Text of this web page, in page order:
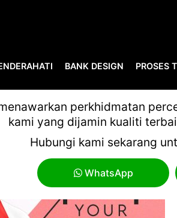
BANK DESIGN PROSES
perkhidmatan
kami yang dijamin kualiti
Hubungi kami sekarang
WhatsApp